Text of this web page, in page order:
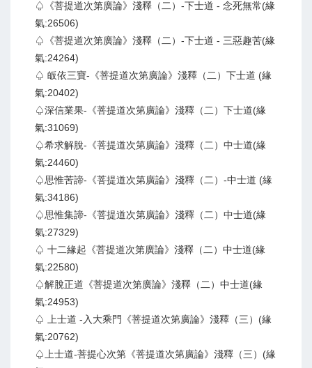
♤《菩提道次第廣論》淺釋（二）-下士道 - 念死無常(緣
氣:26506)
♤《菩提道次第廣論》淺釋（二）-下士道 - 三惡趣苦(緣
氣:24264)
♤ 皈依三寶-《菩提道次第廣論》淺釋（二）下士道 (緣
氣:20402)
♤深信業果-《菩提道次第廣論》淺釋（二）下士道(緣
氣:31069)
♤希求解脫-《菩提道次第廣論》淺釋（二）中士道(緣
氣:24460)
♤思惟苦諦-《菩提道次第廣論》淺釋（二）-中士道 (緣
氣:34186)
♤思惟集諦-《菩提道次第廣論》淺釋（二）中士道(緣
氣:27329)
♤ 十二緣起《菩提道次第廣論》淺釋（二）中士道(緣
氣:22580)
♤解脫正道《菩提道次第廣論》淺釋（二）中士道(緣
氣:24953)
♤ 上士道 -入大乘門《菩提道次第廣論》淺釋（三）(緣
氣:20762)
♤上士道-菩提心次第《菩提道次第廣論》淺釋（三）(緣